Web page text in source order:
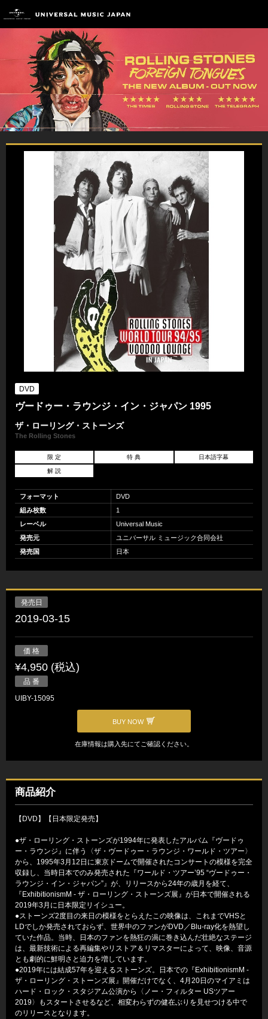
DVD
ヴードゥー・ラウンジ・イン・ジャパン 1995
ザ・ローリング・ストーンズ
The Rolling Stones
限 定 特 典 日本語字幕
解 説
フォーマット
DVD
組み枚数
1
レーベル
Universal Music
発売元
ユニバーサル ミュージック合同会社
発売国
日本
発売日
2019-03-15
価 格
¥4,950 (税込)
品 番
UIBY-15095
BUY NOW
在庫情報は購入先にてご確認ください。
商品紹介
【DVD】【日本限定発売】
●ザ・ローリング・ストーンズが1994年に発表したアルバム『ヴードゥ
ー・ラウンジ』に伴う〈ザ・ヴードゥー・ラウンジ・ワールド・ツアー〉
から、1995年3月12日に東京ドームで開催されたコンサートの模様を完全
収録し、当時日本でのみ発売された『ワールド・ツアー’95 “ヴードゥー・
ラウンジ・イン・ジャパン”』が、リリースから24年の歳月を経て、
『ExhibitionismM - ザ・ローリング・ストーンズ展』が日本で開催される
2019年3月に日本限定リイシュー。
●ストーンズ2度目の来日の模様をとらえたこの映像は、これまでVHSと
LDでしか発売されておらず、世界中のファンがDVD／Blu-ray化を熱望し
ていた作品。当時、日本のファンを熱狂の渦に巻き込んだ壮絶なステージ
は、最新技術による再編集やリストア＆リマスターによって、映像、音源
とも劇的に鮮明さと迫力を増しています。
●2019年には結成57年を迎えるストーンズ。日本での『ExhibitionismM -
ザ・ローリング・ストーンズ展』開催だけでなく、4月20日のマイアミは
ハード・ロック・スタジアム公演から〈ノー・フィルター USツアー
2019〉もスタートさせるなど、相変わらずの健在ぶりを見せつける中で
のリリースとなります。